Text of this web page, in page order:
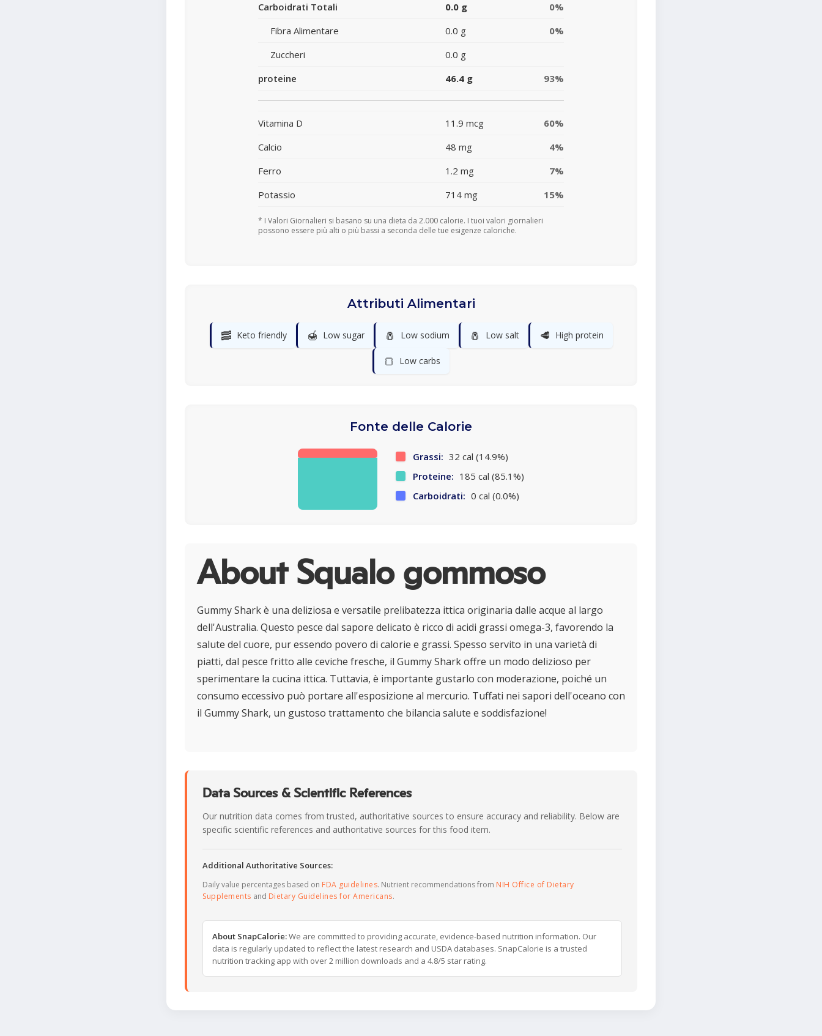
Carboidrati Totali
0.0 g
0%
Fibra Alimentare
0.0 g
0%
Zuccheri
0.0 g
proteine
46.4 g 93%
Vitamina D 11.9 mcg
60%
Calcio
48 mg
4%
Ferro
1.2 mg
7%
Potassio
714 mg 15%
* I Valori Giornalieri si basano su una dieta da 2.000 calorie. I tuoi valori giornalieri
possono essere più alti o più bassi a seconda delle tue esigenze caloriche.
Attributi Alimentari
🥓 Keto friendly 🍯 Low sugar 🧂 Low sodium 🧂 Low salt 🥩 High protein
🍞 Low carbs
Fonte delle Calorie
Grassi: 32 cal (14.9%)
Proteine: 185 cal (85.1%)
Carboidrati: 0 cal (0.0%)
About Squalo gommoso
Gummy Shark è una deliziosa e versatile prelibatezza ittica originaria dalle acque al largo
dell'Australia. Questo pesce dal sapore delicato è ricco di acidi grassi omega-3, favorendo la
salute del cuore, pur essendo povero di calorie e grassi. Spesso servito in una varietà di
piatti, dal pesce fritto alle ceviche fresche, il Gummy Shark offre un modo delizioso per
sperimentare la cucina ittica. Tuttavia, è importante gustarlo con moderazione, poiché un
consumo eccessivo può portare all'esposizione al mercurio. Tuffati nei sapori dell'oceano con
il Gummy Shark, un gustoso trattamento che bilancia salute e soddisfazione!
Data Sources & Scientific References
Our nutrition data comes from trusted, authoritative sources to ensure accuracy and reliability. Below are
specific scientific references and authoritative sources for this food item.
Additional Authoritative Sources:
Daily value percentages based on FDA guidelines. Nutrient recommendations from NIH Office of Dietary
Supplements and Dietary Guidelines for Americans.
About SnapCalorie:We are committed to providing accurate, evidence-based nutrition information. Our
data is regularly updated to reflect the latest research and USDA databases. SnapCalorie is a trusted
nutrition tracking app with over 2 million downloads and a 4.8/5 star rating.